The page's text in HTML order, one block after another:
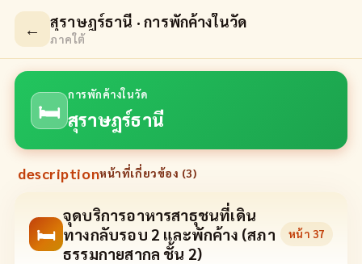
← สุราษฎร์ธานี · การพักค้างในวัด
ภาคใต้
🛏
การพักค้างในวัด
สุราษฎร์ธานี
descriptionหน้าที่เกี่ยวข้อง (3)
🛏
จุดบริการอาหารสาธุชนที่เดิน
ทางกลับรอบ 2 และพักค้าง (สภา
ธรรมกายสากล ชั้น 2)
หน้า 37